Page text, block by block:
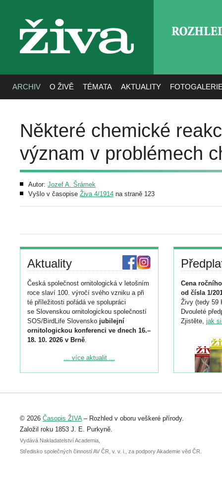
živa
ARCHIV O ŽIVĚ TÉMATA AKTUALITY
Některé chemické
význam v problémech
Autor: Jozef A. Šrámek
Vyšlo v časopise Živa 4/1914 na straně 123
Aktuality
Česká společnost ornitologická v letošním
roce slaví 100. výročí svého vzniku a při
té příležitosti pořádá ve spolupráci
se Slovenskou ornitologickou společností
SOS/BirdLife Slovensko jubilejní
ornitologickou konferenci ve dnech 16.–
18. 10. 2026 v Brně.
Podrobnější informace ke konferenci
Registrovat se můžete do 6. září.
abstraktu přihlášené přednášky nebo
posteru je už 30. června.
... více aktualit ...
Cena
od čísla 1/
Živy (tedy 59
Dvouleté
Zjistěte, jak
© 2026 Časopis ŽIVA– Rozhled v oboru veškeré přírody.
Založil roku 1853 J. E. Purkyně.
Vydává Nakladatelství Academia,
Středisko společných činností AV ČR, v. v. i., za podpory Akademie věd ČR.